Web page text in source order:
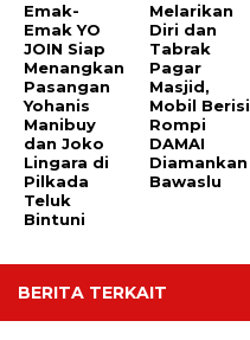
Emak-
Emak YO
JOIN Siap
Menangkan
Pasangan
Yohanis
Manibuy
dan Joko
Lingara di
Pilkada
Teluk
Bintuni
Melarikan
Diri dan
Tabrak
Pagar
Masjid,
Mobil Berisi
Rompi
DAMAI
Diamankan
Bawaslu
BERITA TERKAIT